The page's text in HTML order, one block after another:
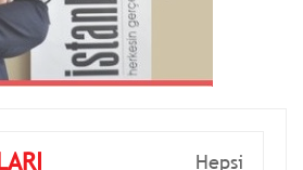
Hepsi